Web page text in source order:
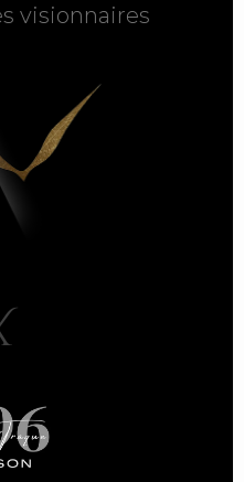
visionnaires
visionnaires